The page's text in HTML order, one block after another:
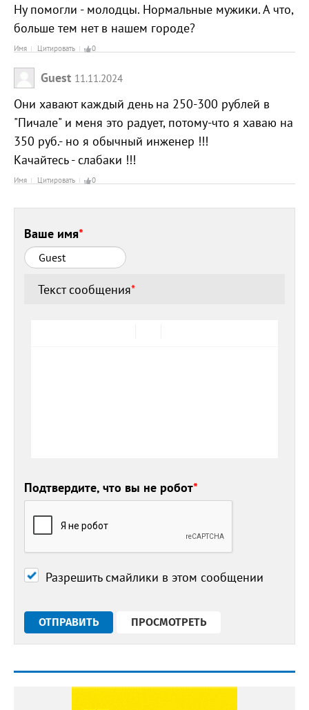
Ну помогли - молодцы. Нормальные мужики. А что,
больше тем нет в нашем городе?
Имя Цитировать 0
Guest 11.11.2024
Они хавают каждый день на 250-300 рублей в
"Пичале" и меня это радует, потому-что я хаваю на
350 руб.- но я обычный инженер !!!
Качайтесь - слабаки !!!
Имя Цитировать 0
Ваше имя*
Текст сообщения*
Подтвердите, что вы не робот*
Разрешить смайлики в этом сообщении